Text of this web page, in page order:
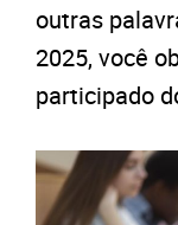
outras
2025, você
participado